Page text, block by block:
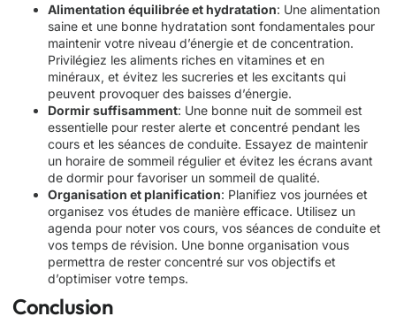
Alimentation équilibrée et hydratation: Une alimentation
saine et une bonne hydratation sont fondamentales pour
maintenir votre niveau d’énergie et de concentration.
Privilégiez les aliments riches en vitamines et en
minéraux, et évitez les sucreries et les excitants qui
peuvent provoquer des baisses d’énergie.
Dormir suffisamment: Une bonne nuit de sommeil est
essentielle pour rester alerte et concentré pendant les
cours et les séances de conduite. Essayez de maintenir
un horaire de sommeil régulier et évitez les écrans avant
de dormir pour favoriser un sommeil de qualité.
Organisation et planification: Planifiez vos journées et
organisez vos études de manière efficace. Utilisez un
agenda pour noter vos cours, vos séances de conduite et
vos temps de révision. Une bonne organisation vous
permettra de rester concentré sur vos objectifs et
d’optimiser votre temps.
Conclusion